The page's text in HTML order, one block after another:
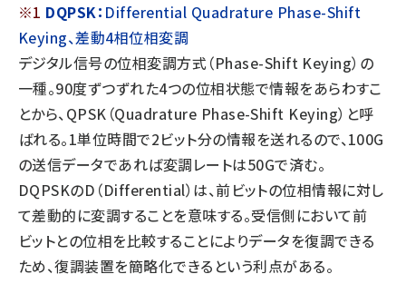
※1 DQPSK： Differential Quadrature Phase-Shift
Keying、差動4相位相変調
デジタル信号の位相変調方式（Phase-Shift Keying）の
一種。90度ずつずれた4つの位相状態で情報をあらわすこ
とから、QPSK（Quadrature Phase-Shift Keying）と呼
ばれる。1単位時間で2ビット分の情報を送れるので、100G
の送信データであれば変調レートは50Gで済む。
DQPSKのD（Differential）は、前ビットの位相情報に対し
て差動的に変調することを意味する。受信側において前
ビットとの位相を比較することによりデータを復調できる
ため、復調装置を簡略化できるという利点がある。